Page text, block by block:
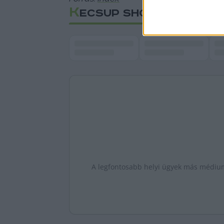
KECSUP SHORTS
A legfontosabb helyi ügyek más